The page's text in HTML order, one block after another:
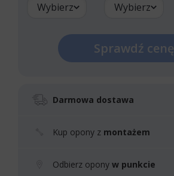
Wybierz Wybierz
Sprawdź cenę
Darmowa dostawa
Kup opony z montażem
Odbierz opony w punkcie